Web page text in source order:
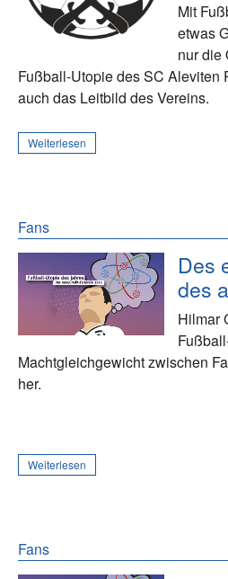
Mit
etwas
nur die
Fußball-Utopie des SC Aleviten
auch das Leitbild des Vereins.
Weiterlesen
Fans
Des
des
Hilmar
Machtgleichgewicht zwischen
her.
Weiterlesen
Fans